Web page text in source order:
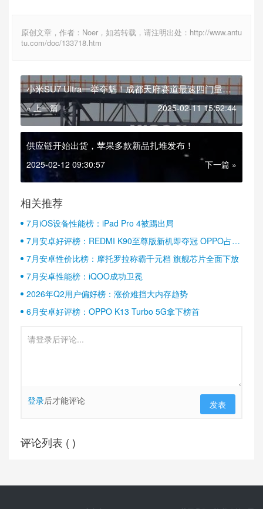
原创文章，作者：Noer，如若转载，请注明出处：http://www.antu
tu.com/doc/133718.htm
小米SU7 Ultra一举夺魁！成都天府赛道最速四门量产
« 上一篇 2025-02-11 15:52:44
供应链开始出货，苹果多款新品扎堆发布！
2025-02-12 09:30:57 下一篇 »
相关推荐
7月iOS设备性能榜：iPad Pro 4被踢出局
7月安卓好评榜：REDMI K90至尊版新机即夺冠 OPPO占据
半壁江山
7月安卓性价比榜：摩托罗拉称霸千元档 旗舰芯片全面下放
7月安卓性能榜：iQOO成功卫冕
2026年Q2用户偏好榜：涨价难挡大内存趋势
6月安卓好评榜：OPPO K13 Turbo 5G拿下榜首
登录后才能评论 发表
评论列表 ( )